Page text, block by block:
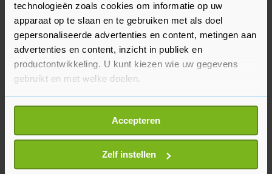
technologieën zoals cookies om informatie op uw
apparaat op te slaan en te gebruiken met als doel
gepersonaliseerde advertenties en content, metingen aan
advertenties en content, inzicht in publiek en
productontwikkeling. U kunt kiezen wie uw gegevens
gebruikt en met welke doelen.
Als u het toestaat, willen we ook graag:
Informatie verzamelen over uw geografische
locatie, die tot een paar meter nauwkeurig kan zijn
Uw apparaat identificeren door het actief te
scannen op specifieke eigenschappen (fingerprinting)
Accepteren
Zelf instellen
omstandigheden.
In de toeslagenaffaire werden tienduizenden
ouders vanaf 2005 ten onrechte verdacht van
fraude met kinderopvangtoeslag. Zij kwamen in
financiële problemen omdat zij veel geld moesten
terugbetalen aan de Belastingdienst.